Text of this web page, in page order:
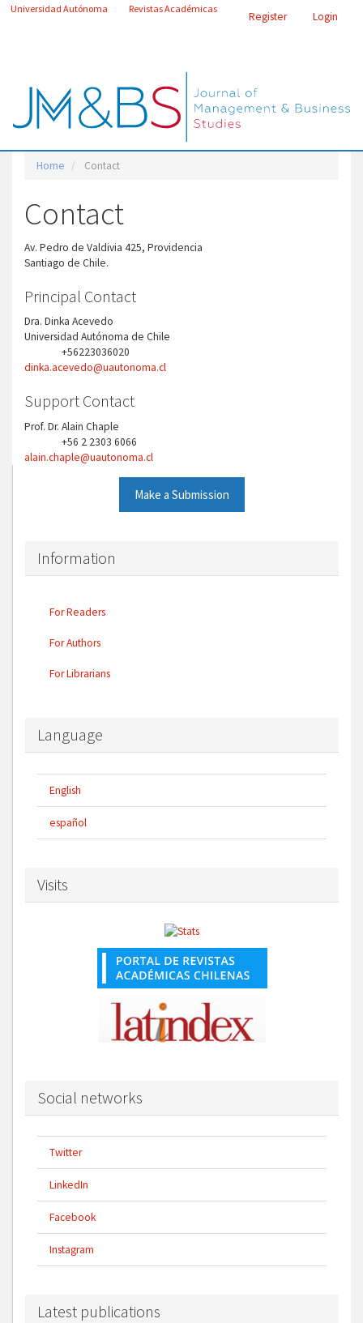
Main
Universidad Autónoma Revistas Académicas
Register Login
Home Contact
Contact
Av. Pedro de Valdivia 425, Providencia
Santiago de Chile.
Principal Contact
Dra. Dinka Acevedo
Universidad Autónoma de Chile
+56223036020
dinka.acevedo@uautonoma.cl
Support Contact
Prof. Dr. Alain Chaple
+56 2 2303 6066
alain.chaple@uautonoma.cl
Make a Submission
Information
For Readers
For Authors
For Librarians
Language
English
español
Visits
Social networks
Twitter
LinkedIn
Facebook
Instagram
Latest publications